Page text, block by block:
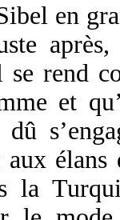
en
se rend
et
la